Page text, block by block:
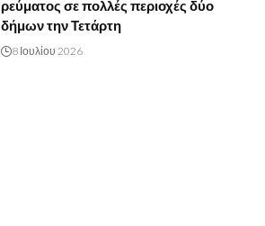
ρεύματος σε πολλές περιοχές δύο
δήμων την Τετάρτη
8 Ιουλίου 2026